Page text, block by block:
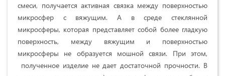
смеси, получается активная связка между поверхностью
микросфер с вяжущим. А в среде стеклянной
микросферы, которая представляет собой более гладкую
поверхность, между вяжущим и поверхностью
микросферы не образуется мошной связи. При этом,
полученное изделие не дает достаточной прочности. В